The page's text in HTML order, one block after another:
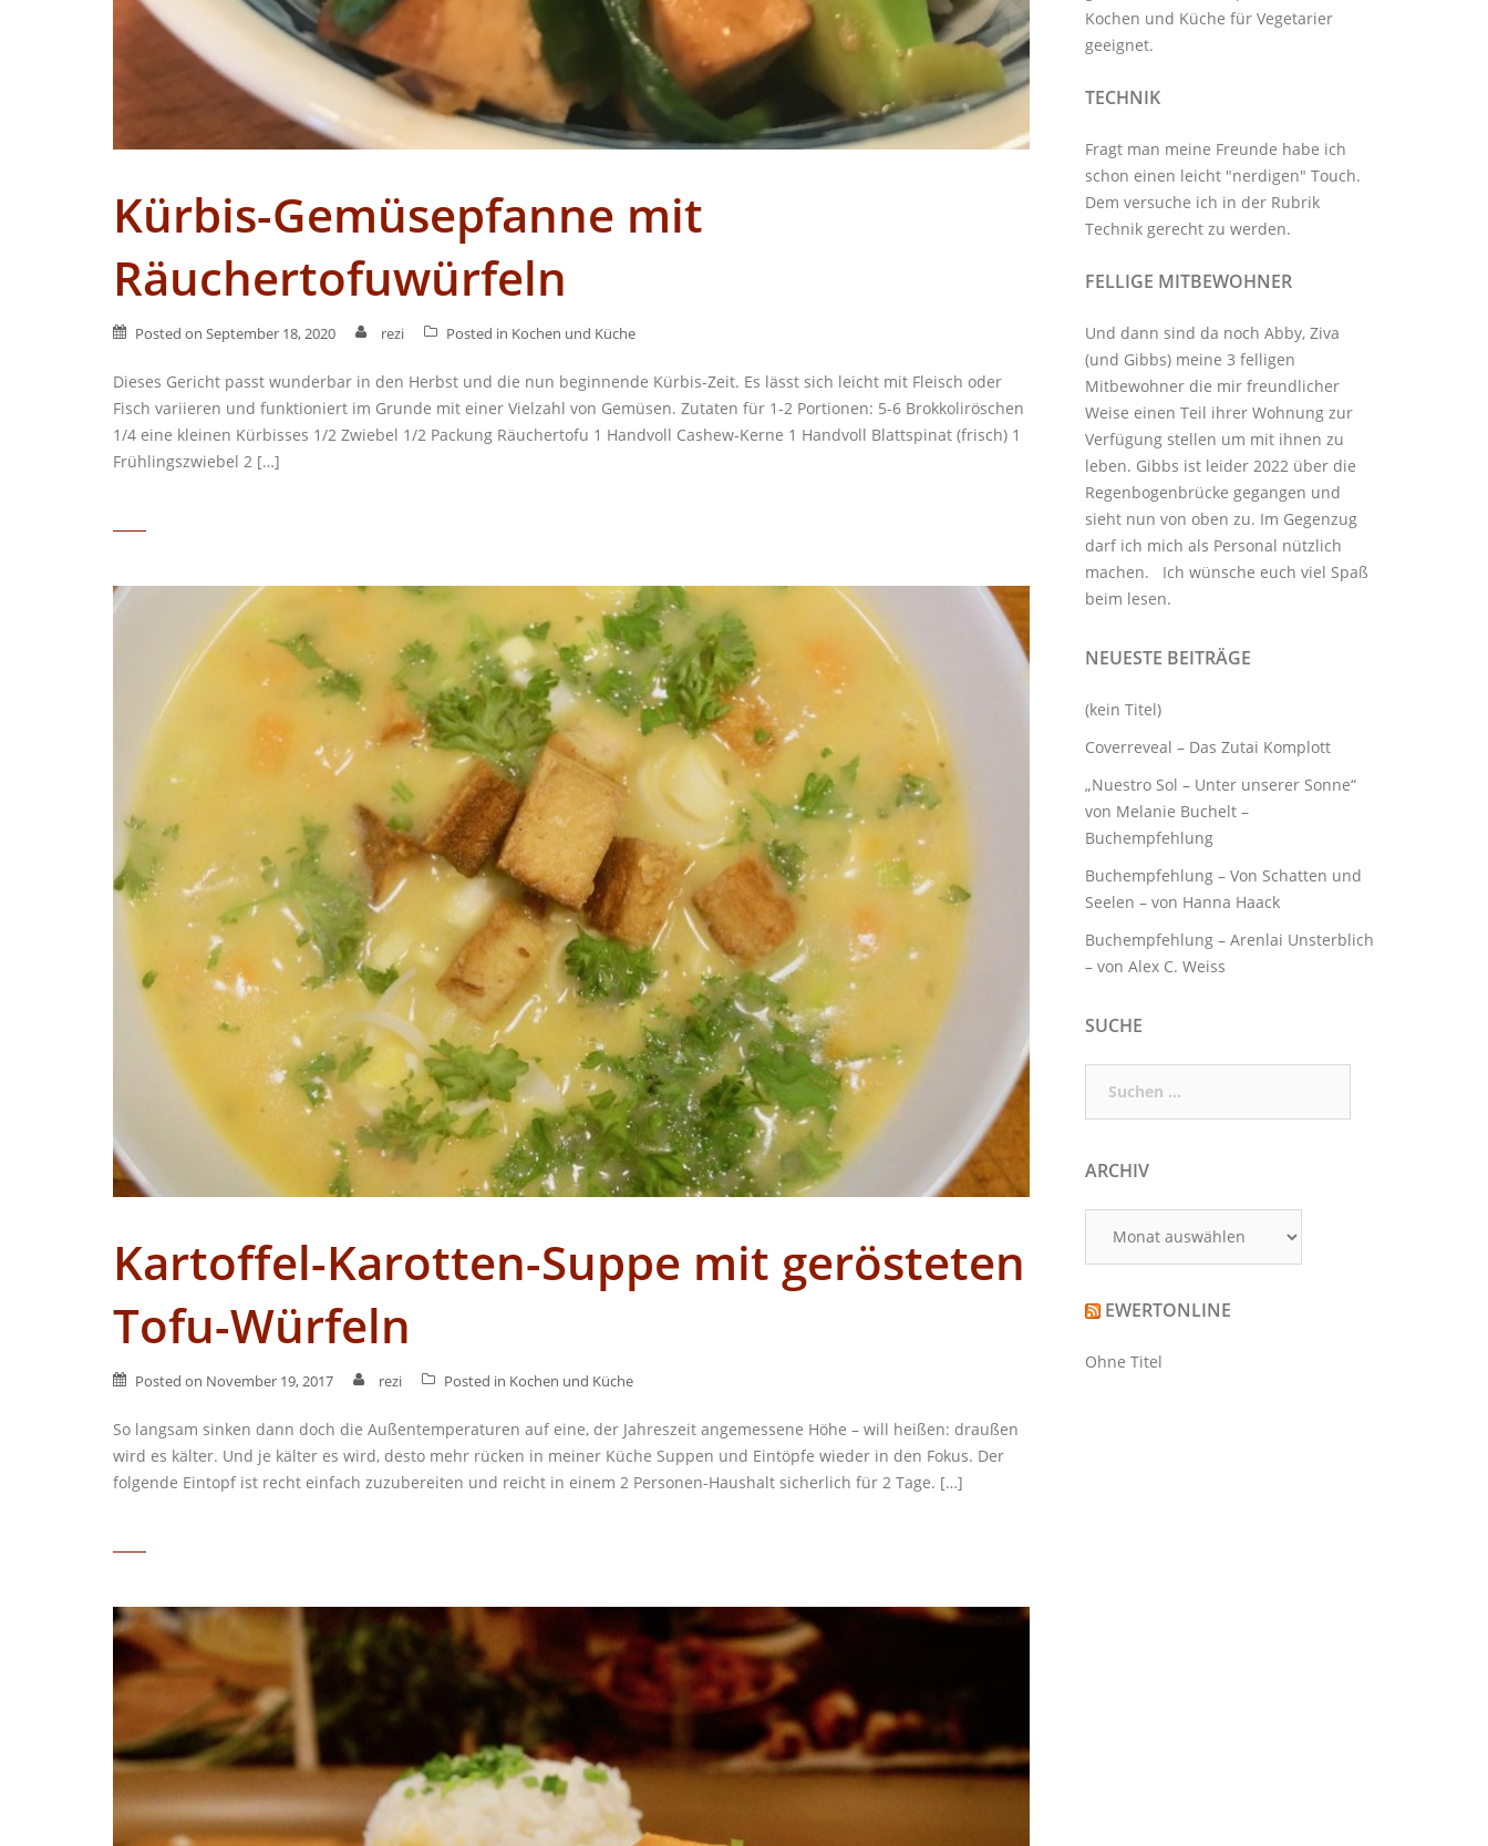
Kürbis-Gemüsepfanne mit
Räuchertofuwürfeln
Posted on September 18, 2020 rezi Posted in Kochen und Küche
Dieses Gericht passt wunderbar in den Herbst und die nun beginnende Kürbis-Zeit. Es lässt sich leicht mit Fleisch oder
Fisch variieren und funktioniert im Grunde mit einer Vielzahl von Gemüsen. Zutaten für 1-2 Portionen: 5-6 Brokkoliröschen
1/4 eine kleinen Kürbisses 1/2 Zwiebel 1/2 Packung Räuchertofu 1 Handvoll Cashew-Kerne 1 Handvoll Blattspinat (frisch) 1
Frühlingszwiebel 2 […]
Kartoffel-Karotten-Suppe mit gerösteten
Tofu-Würfeln
Posted on November 19, 2017 rezi Posted in Kochen und Küche
So langsam sinken dann doch die Außentemperaturen auf eine, der Jahreszeit angemessene Höhe – will heißen: draußen
wird es kälter. Und je kälter es wird, desto mehr rücken in meiner Küche Suppen und Eintöpfe wieder in den Fokus. Der
folgende Eintopf ist recht einfach zuzubereiten und reicht in einem 2 Personen-Haushalt sicherlich für 2 Tage. […]
Kochen und Küche für Vegetarier
geeignet.
TECHNIK
Fragt man meine Freunde habe ich
schon einen leicht "nerdigen" Touch.
Dem versuche ich in der Rubrik
Technikgerecht zu werden.
FELLIGE MITBEWOHNER
Und dann sind da noch Abby, Ziva
(und Gibbs) meine 3 felligen
Mitbewohnerdie mir freundlicher
Weise einen Teil ihrer Wohnung zur
Verfügung stellen um mit ihnen zu
leben. Gibbs ist leider 2022 über die
Regenbogenbrücke gegangen und
sieht nun von oben zu. Im Gegenzug
darf ich mich als Personal nützlich
machen. Ich wünsche euch viel Spaß
beim lesen.
NEUESTE BEITRÄGE
(kein Titel)
Coverreveal – Das Zutai Komplott
„Nuestro Sol – Unter unserer Sonne“
von Melanie Buchelt –
Buchempfehlung
Buchempfehlung – Von Schatten und
Seelen – von Hanna Haack
Buchempfehlung – Arenlai Unsterblich
– von Alex C. Weiss
SUCHE
nach:
ARCHIV
EWERTONLINE
Ohne Titel